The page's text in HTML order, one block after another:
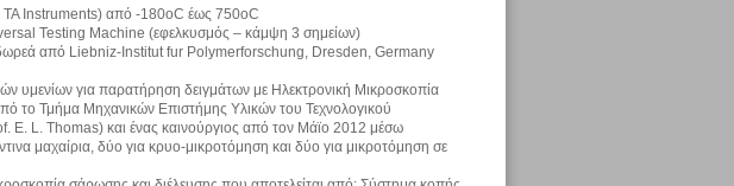
TA Instruments) από -180oC έως 750oC
Testing Machine (εφελκυσμός – κάμψη 3 σημείων)
από Liebniz-Institut fur Polymerforschung, Dresden, Germany
υμενίων για παρατήρηση δειγμάτων με Ηλεκτρονική Μικροσκοπία
το Τμήμα Μηχανικών Επιστήμης Υλικών του Τεχνολογικού
E. L. Thomas) και ένας καινούργιος από τον Μάϊο 2012 μέσω
μαχαίρια, δύο για κρυο-μικροτόμηση και δύο για μικροτόμηση σε